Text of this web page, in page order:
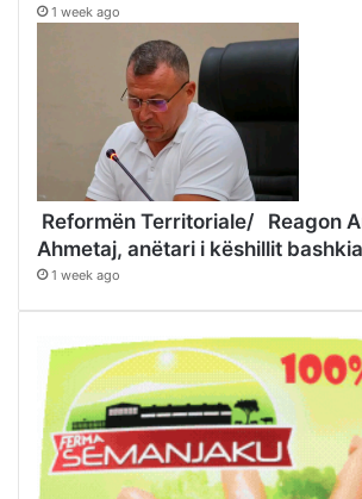
1 week ago
Reformën Territoriale/ Reagon
Ahmetaj, anëtari i këshillit
1 week ago